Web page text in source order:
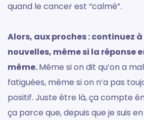
quand le cancer est “calmé”.
Alors, aux proches : continuez
nouvelles, même si la réponse
même.Même si on dit qu’on a
fatiguées, même si on n’a pas
positif. Juste être là, ça compte
ça parce que, depuis que je suis en